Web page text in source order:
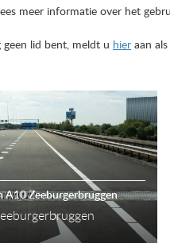
meer informatie over het
geen lid bent, meldt u hier aan als
A10 Zeeburgerbruggen